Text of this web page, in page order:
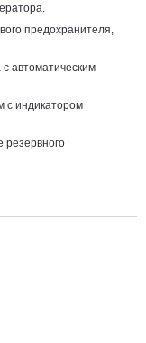
предохранителя,
автоматическим
с индикатором
резервного